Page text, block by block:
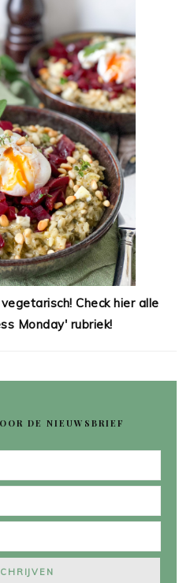
Check hier alle
Monday' rubriek!
DE NIEUWSBRIEF